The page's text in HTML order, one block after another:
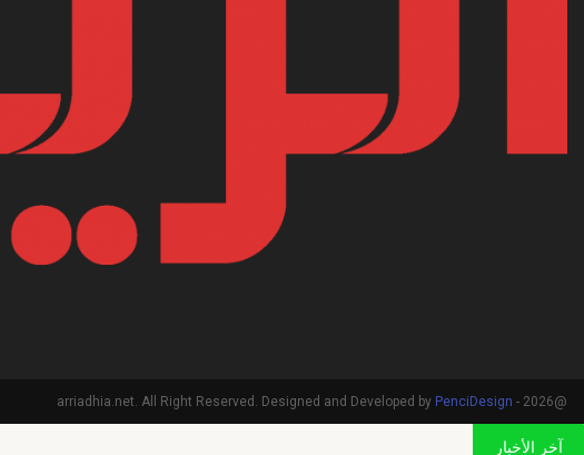
@2026 - arriadhia.net. All Right Reserved. Designed and Developed by
PenciDesign
آخر الأخبار